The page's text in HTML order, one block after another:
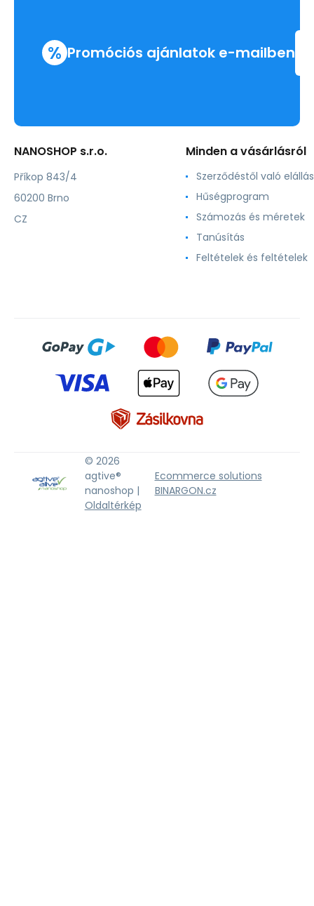
% Promóciós ajánlatok e-mailben
NANOSHOP s.r.o.
Příkop 843/4
60200 Brno
CZ
Minden a vásárlásról
Szerződéstől való elállás
Hűségprogram
Számozás és méretek
Tanúsítás
Feltételek és feltételek
© 2026
agtive®
nanoshop |
Oldaltérkép
Ecommerce solutions
BINARGON.cz